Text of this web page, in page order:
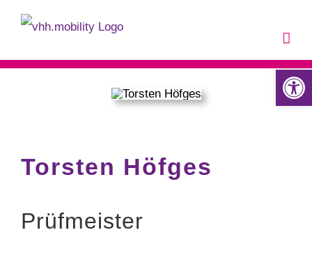
Zum
springen
Torsten Höfges
Prüfmeister